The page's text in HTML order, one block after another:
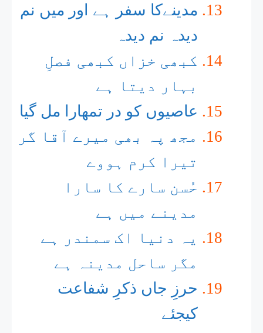
مدینےکا سفر ہے اور میں نم
دیدہ نم دیدہ
کبھی خزاں کبھی فصلِ
بہار دیتا ہے
عاصیوں کو در تمھارا مل گیا
مجھ پہ بھی میرے آقا گر
تیرا کرم ہووے
حُسن سارے کا سارا
مدینے میں ہے
یہ دنیا اک سمندر ہے
مگر ساحل مدینہ ہے
حرزِ جاں ذکرِ شفاعت
کیجئے